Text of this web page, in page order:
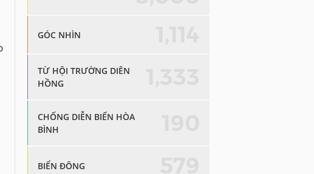
GÓC NHÌN
TỪ HỘI TRƯỜNG DIÊN
HỒNG
CHỐNG DIỄN BIẾN HÒA
BÌNH
BIỂN ĐÔNG